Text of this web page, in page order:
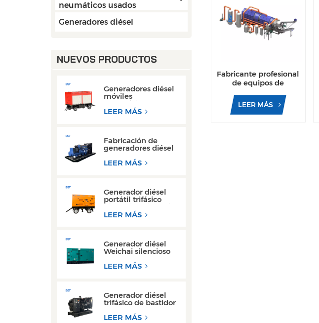
neumáticos usados
Generadores diésel
NUEVOS PRODUCTOS
Generadores diésel
móviles
monofásicos con
motor Cummins
LEER MÁS
Fabricación de
generadores diésel
Weichai de 300 kW
con motor de
LEER MÁS
Generador diésel
portátil trifásico
súper silencioso, tipo
remolque, de 200
LEER MÁS
Generador diésel
Weichai silencioso
150 kVA y 200 kVA,
LEER MÁS
Generador diésel
trifásico de bastidor
rendimiento con
LEER MÁS
Fabricante profesional
de equipos de
de aluminio, horno de
decapado con
LEER MÁS